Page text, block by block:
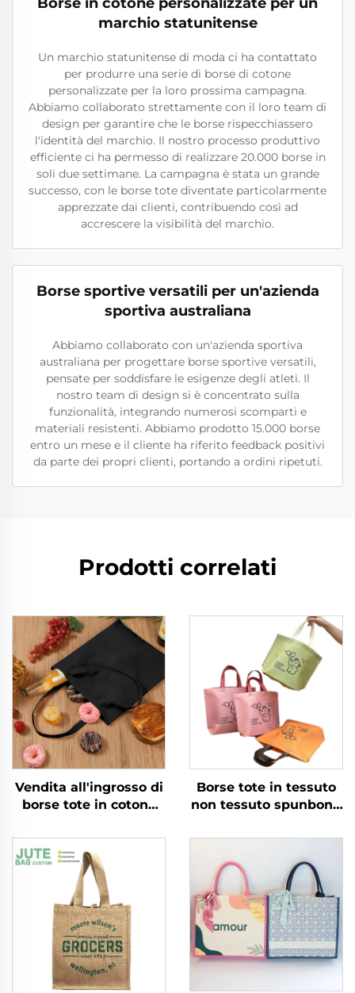
marchio statunitense
Un marchio statunitense di moda ci ha contattato
per produrre una serie di borse di cotone
personalizzate per la loro prossima campagna.
Abbiamo collaborato strettamente con il loro team di
design per garantire che le borse rispecchiassero
l'identità del marchio. Il nostro processo produttivo
efficiente ci ha permesso di realizzare 20.000 borse in
soli due settimane. La campagna è stata un grande
successo, con le borse tote diventate particolarmente
apprezzate dai clienti, contribuendo così ad
accrescere la visibilità del marchio.
Borse sportive versatili per un'azienda
sportiva australiana
Abbiamo collaborato con un'azienda sportiva
australiana per progettare borse sportive versatili,
pensate per soddisfare le esigenze degli atleti. Il
nostro team di design si è concentrato sulla
funzionalità, integrando numerosi scomparti e
materiali resistenti. Abbiamo prodotto 15.000 borse
entro un mese e il cliente ha riferito feedback positivi
da parte dei propri clienti, portando a ordini ripetuti.
Prodotti correlati
Vendita all'ingrosso di
borse tote in cotone
ecologiche non
stampate
personalizzabili con
logo stampato su
misura
Borse tote in tessuto
non tessuto spunbond
personalizzato lettere
da Wenzhou, borse
per la spesa
economiche in PP
ecologiche e resistenti,
vendita all'ingrosso